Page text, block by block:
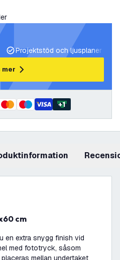
Projektstöd och ljusplaner
mer
+1
cm
en extra snygg finish vid
med fototryck, såsom
mellan undertaket